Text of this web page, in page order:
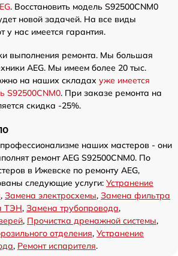
. Восстановить модель S92500CNM0
новой задачей. На все виды
у нас имеется гарантия.
выполнения ремонта. Мы большая
AEG. Мы имеем более 20 тыс.
на наших складах уже имеется
S92500CNM0. При заказе ремонта на
скидка -25%.
наших мастеров - они
ремонт AEG S92500CNM0. По
в Ижевске по ремонту AEG,
следующие услуги: Устранение
, Замена электросхемы, Замена фильтра
ТЭН, Замена трубопровода,
, Прочистка дренажной системы,
отделения, Устранение
, Ремонт испарителя.